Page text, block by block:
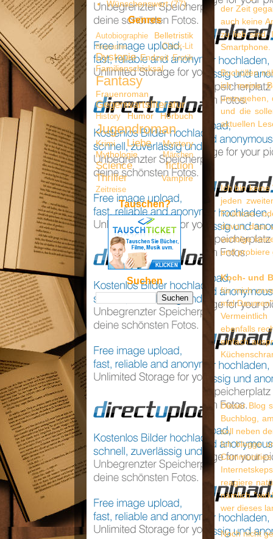
der Zeit
auch keine
zu lieb sind.
Smartphone.
Buchüllen
ich meine
umzugehen,
und die
aktuellen
Ich bin keine
jeden
Fruktose-
davon, dass
verfolge
und probiere
Koch- und
für mich
mal
ebenfalls
einfach
Dieser Blog
Buchblog,
soll neben
Ich blogge
reagiere
nämlich
wer dieses
Noch nicht
Wünschenswert (77)
Genres
Autobiographie Belletristik
Biographie Chick-Lit
Dystopie Endzeit Erotik
Familienschicksal
Fantasy
Frauenroman
Gegenwartsliteratur
History Humor Hörbuch
Jugendroman
Krimi Liebe
Mystery
Mythologie
Märchen
Science fiction
Thriller
Vampire
Zeitreise
Tauschen?
Suchen